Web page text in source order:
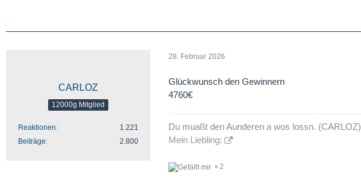
CARLOZ
12000g Mitglied
Reaktionen
1.221
Beiträge
2.800
28. Februar 2026
Glückwunsch den Gewinnern
4760€
Du muaßt den Aunderen a wos lossn. (CARLOZ)
Mein Liebling:
2